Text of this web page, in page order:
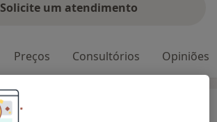
Solicite um atendimento
Preços Consultórios Opiniões